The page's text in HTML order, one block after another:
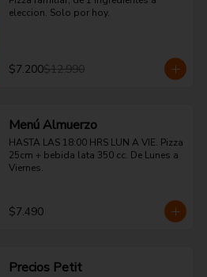
eleccion. Solo por hoy.
$7.200$12.990
Menú Almuerzo
HASTA LAS 18:00 HRS LUN A VIE. Pizza
25cm + bebida lata 350 cc. De Lunes a
Viernes.
$7.490
Precios Petit